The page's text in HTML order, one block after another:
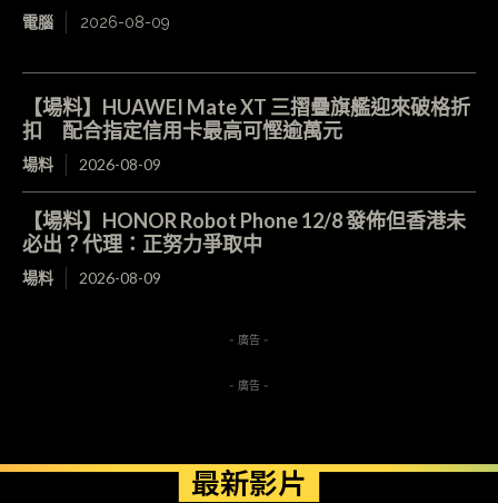
電腦 2026-08-09
【場料】HUAWEI Mate XT 三摺疊旗艦迎來破格折
扣 配合指定信用卡最高可慳逾萬元
場料 2026-08-09
【場料】HONOR Robot Phone 12/8 發佈但香港未
必出？代理：正努力爭取中
場料 2026-08-09
- 廣告 -
- 廣告 -
最新影片